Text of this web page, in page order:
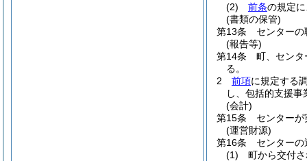
(2) 前条の規定
(書類の保管)
第13条
センター
(報告等)
第14条
町、センタ
る。
2
前項に規定する
し、包括的支援
(会計)
第15条
センター
(運営財源)
第16条
センター
(1)
町から交付